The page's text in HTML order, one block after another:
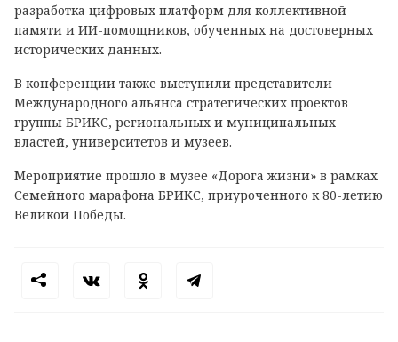
разработка цифровых платформ для коллективной
памяти и ИИ-помощников, обученных на достоверных
исторических данных.
В конференции также выступили представители
Международного альянса стратегических проектов
группы БРИКС, региональных и муниципальных
властей, университетов и музеев.
Мероприятие прошло в музее «Дорога жизни» в рамках
Семейного марафона БРИКС, приуроченного к 80-летию
Великой Победы.